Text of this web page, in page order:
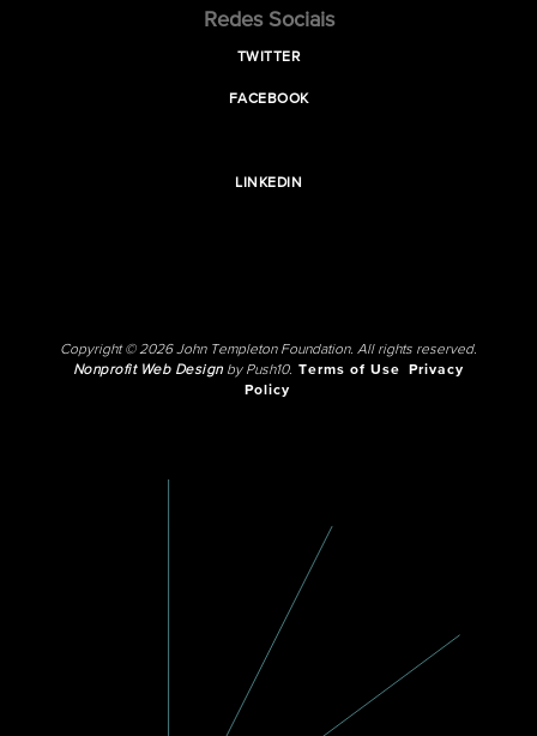
Redes Sociais
TWITTER
FACEBOOK
LINKEDIN
Copyright © 2026 John Templeton Foundation. All rights reserved.
Nonprofit Web Designby Push10. Terms of Use
Privacy
Policy